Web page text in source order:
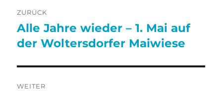
ZURÜCK
Vorheriger
Beitrag:
Alle Jahre wieder – 1. Mai auf
der Woltersdorfer Maiwiese
WEITER